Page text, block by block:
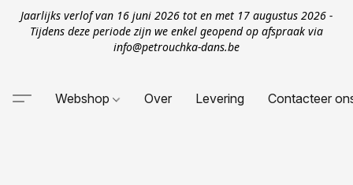
Jaarlijks verlof van 16 juni 2026 tot en met 17 augustus 2026 -
Tijdens deze periode zijn we enkel geopend op afspraak via
info@petrouchka-dans.be
Webshop Over Levering Contacteer